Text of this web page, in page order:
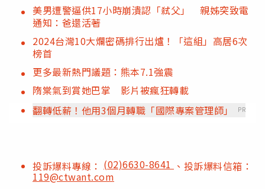
美男遭警逼供17小時崩潰認「弒父」 親姊突致電
通知：爸還活著
2024台灣10大爛密碼排行出爐！「這組」高居6次
榜首
更多最新熱門議題：熊本7.1強震
隋棠氣到賞她巴掌 影片被瘋狂轉載
翻轉低薪！他用3個月轉職「國際專案管理師」
PR
投訴爆料專線： (02)6630-8641 、投訴爆料信箱：
119@ctwant.com